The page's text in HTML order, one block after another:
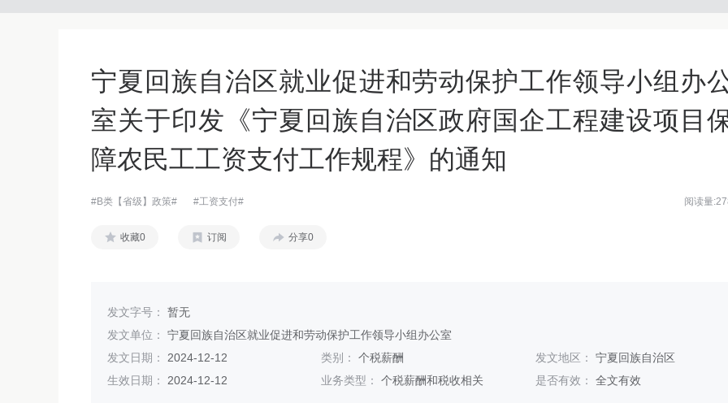
宁夏回族自治区就业促进和劳动保护工作领导小组办
室关于印发《宁夏回族自治区政府国企工程建设项目
障农民工工资支付工作规程》的通知
#B类【省级】政策# #工资支付# 阅读量
收藏0 订阅 分享0
发文字号： 暂无
发文单位： 宁夏回族自治区就业促进和劳动保护工作领导小组办公室
发文日期： 2024-12-12 类别：个税薪酬 发文地区： 宁夏回族自治区
生效日期： 2024-12-12 业务类型：个税薪酬和税收相关 是否有效： 全文有效